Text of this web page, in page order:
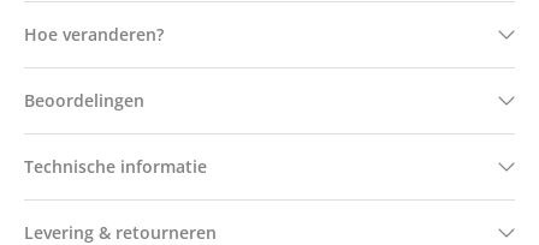
Hoe veranderen?
Beoordelingen
Technische informatie
Levering & retourneren